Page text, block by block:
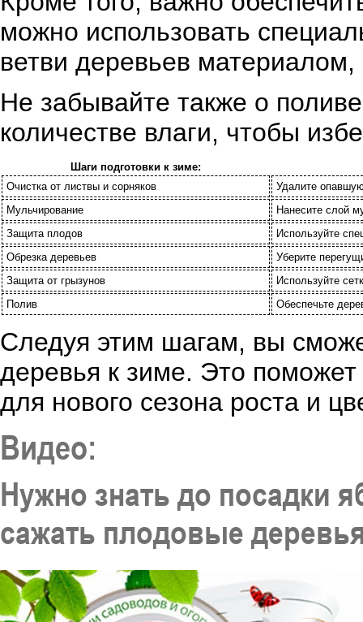
можно использовать
ветви деревьев
Не забывайте также о
количестве влаги, чтобы
Шаги подготовки к зиме:
Очистка от листвы и сорняков
Удалите
Мульчирование
Нанесите слой
Защита плодов
Используйте
Обрезка деревьев
Уберите
Защита от грызунов
Используйте
Полив
Обеспечьте
Следуя этим шагам, вы
деревья к зиме. Это
для нового сезона роста и
Видео:
Нужно знать до посадки
сажать плодовые